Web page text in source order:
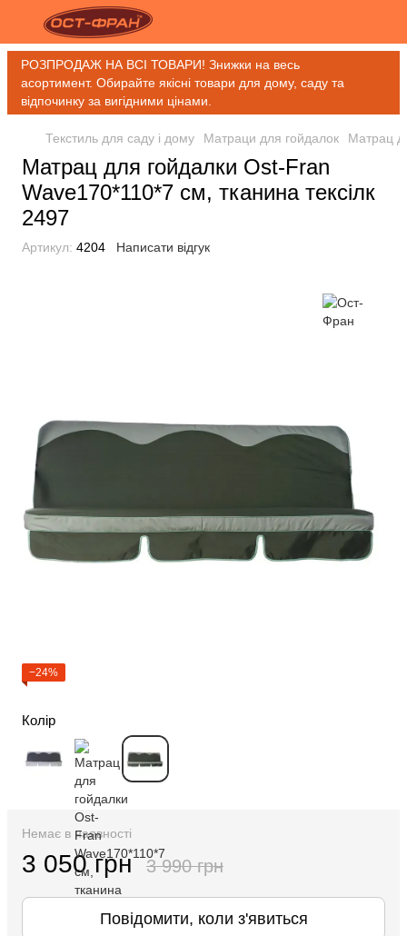
РОЗПРОДАЖ НА ВСІ ТОВАРИ! Знижки на весь
асортимент. Обирайте якісні товари для дому, саду та
відпочинку за вигідними цінами.
Текстиль для саду і дому Матраци для гойдалок Матрац
Матрац для гойдалки Ost-Fran
Wave170*110*7 см, тканина тексілк
2497
Артикул: 4204 Написати відгук
−24%
Колір
Немає в наявності
3 050 грн 3 990 грн
Повідомити, коли з'явиться